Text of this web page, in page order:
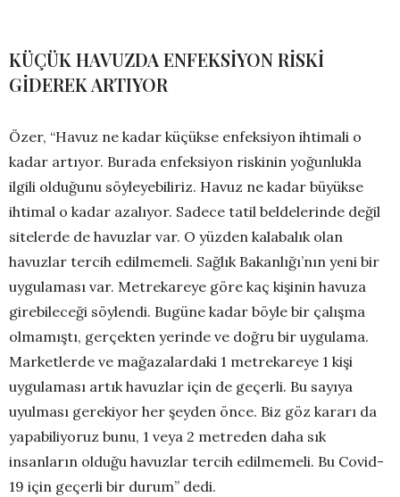
KÜÇÜK HAVUZDA ENFEKSİYON RİSKİ
GİDEREK ARTIYOR
Özer, “Havuz ne kadar küçükse enfeksiyon ihtimali o
kadar artıyor. Burada enfeksiyon riskinin yoğunlukla
ilgili olduğunu söyleyebiliriz. Havuz ne kadar büyükse
ihtimal o kadar azalıyor. Sadece tatil beldelerinde değil
sitelerde de havuzlar var. O yüzden kalabalık olan
havuzlar tercih edilmemeli. Sağlık Bakanlığı’nın yeni bir
uygulaması var. Metrekareye göre kaç kişinin havuza
girebileceği söylendi. Bugüne kadar böyle bir çalışma
olmamıştı, gerçekten yerinde ve doğru bir uygulama.
Marketlerde ve mağazalardaki 1 metrekareye 1 kişi
uygulaması artık havuzlar için de geçerli. Bu sayıya
uyulması gerekiyor her şeyden önce. Biz göz kararı da
yapabiliyoruz bunu, 1 veya 2 metreden daha sık
insanların olduğu havuzlar tercih edilmemeli. Bu Covid-
19 için geçerli bir durum” dedi.